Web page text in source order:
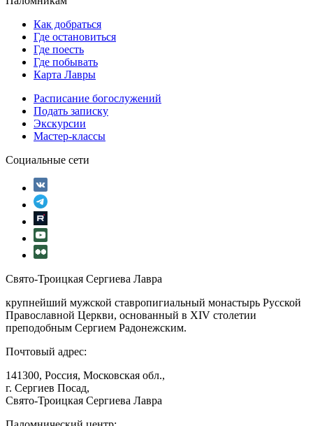
Как добраться
Где остановиться
Где поесть
Где побывать
Карта Лавры
Расписание богослужений
Подать записку
Экскурсии
Мастер-классы
Социальные сети
Свято-Троицкая Сергиева Лавра
крупнейший мужской ставропигиальный монастырь Русской
Православной Церкви, основанный в XIV столетии
преподобным Сергием Радонежским.
Почтовый адрес:
141300, Россия, Московская обл.,
г. Сергиев Посад,
Свято-Троицкая Сергиева Лавра